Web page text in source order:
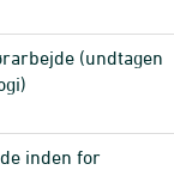
(undtagen
inden for